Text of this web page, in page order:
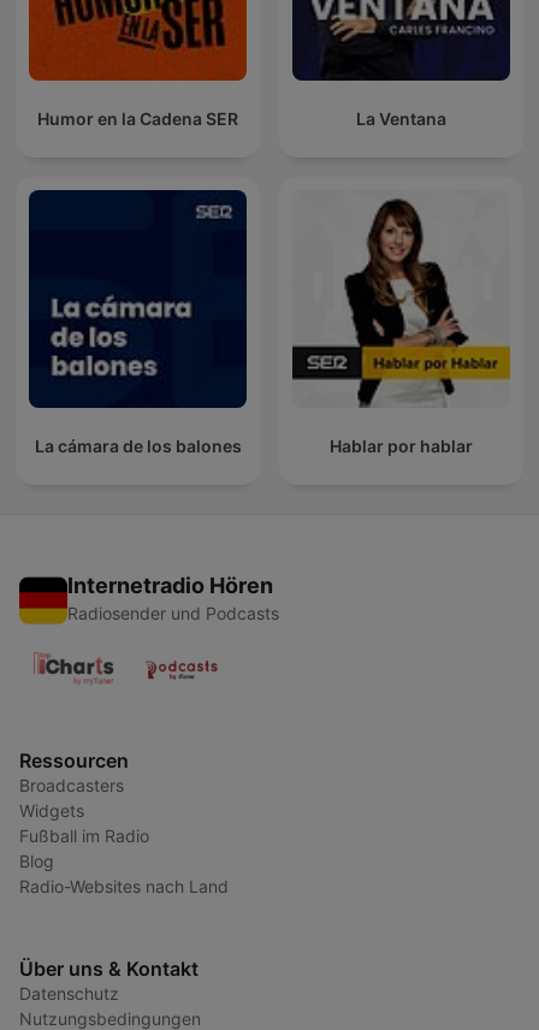
Humor en la Cadena SER La Ventana
La cámara de los balones Hablar por hablar
Internetradio Hören
Radiosender und Podcasts
Ressourcen
Broadcasters
Widgets
Fußball im Radio
Blog
Radio-Websites nach Land
Über uns & Kontakt
Datenschutz
Nutzungsbedingungen